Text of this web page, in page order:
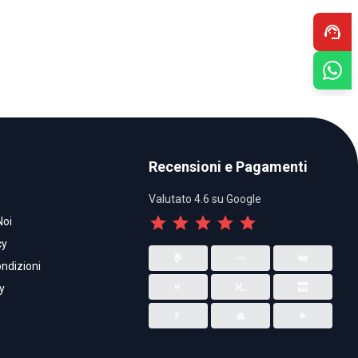
Recensioni e Pagamenti
Valutato 4.6 su Google
star star star star star
support_agent